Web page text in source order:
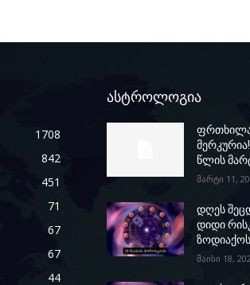
1708
842
451
71
67
67
44
ასტროლოგია
წლის
მარტი 11,
დღეს
დიდი
მაისი 18,